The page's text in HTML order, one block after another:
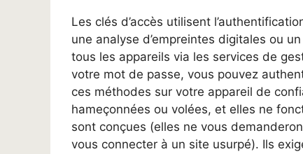
Les clés d’accès utilisent
une analyse d’empreintes digitales ou
tous les appareils via les services de
votre mot de passe, vous pouvez
ces méthodes sur votre appareil de
hameçonnées ou volées, et elles ne
sont conçues (elles ne vous
vous connecter à un site usurpé). Ils